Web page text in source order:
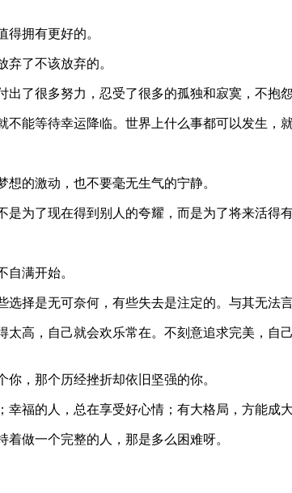
拥有更好的。
了不该放弃的。
了很多努力，忍受了很多的孤独和寂寞，不抱
能等待幸运降临。世界上什么事都可以发生，
的激动，也不要毫无生气的宁静。
为了现在得到别人的夸耀，而是为了将来活得有
满开始。
择是无可奈何，有些失去是注定的。与其无法
高，自己就会欢乐常在。不刻意追求完美，自
，那个历经挫折却依旧坚强的你。
福的人，总在享受好心情；有大格局，方能成大
做一个完整的人，那是多么困难呀。